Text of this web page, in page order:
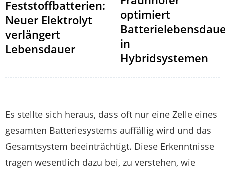
Feststoffbatterien:
Neuer Elektrolyt
verlängert
Lebensdauer
optimiert
in
Hybridsystemen
Es stellte sich heraus, dass oft nur eine Zelle eines
gesamten Batteriesystems auffällig wird und das
Gesamtsystem beeinträchtigt. Diese Erkenntnisse
tragen wesentlich dazu bei, zu verstehen, wie